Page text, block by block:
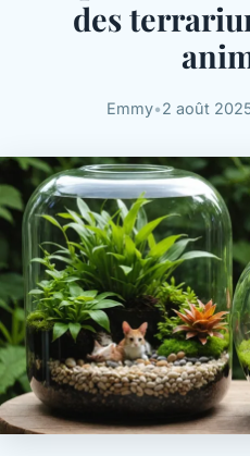
des
Emmy•2 août